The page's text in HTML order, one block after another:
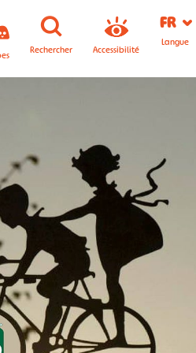
Rechercher Accessibilité
FR
Langue